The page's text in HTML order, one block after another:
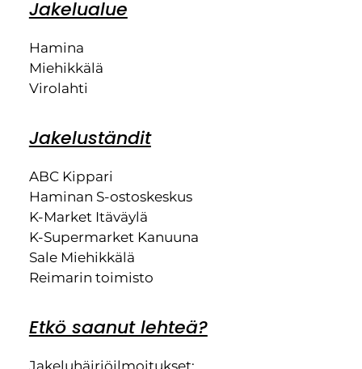
Jakelualue
Hamina
Miehikkälä
Virolahti
Jakeluständit
ABC Kippari
Haminan S-ostoskeskus
K-Market Itäväylä
K-Supermarket Kanuuna
Sale Miehikkälä
Reimarin toimisto
Etkö saanut lehteä?